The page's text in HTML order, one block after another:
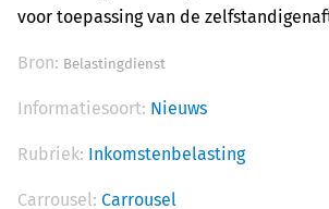
voor toepassing van de
Bron: Belastingdienst
Informatiesoort: Nieuws
Rubriek: Inkomstenbelasting
Carrousel: Carrousel